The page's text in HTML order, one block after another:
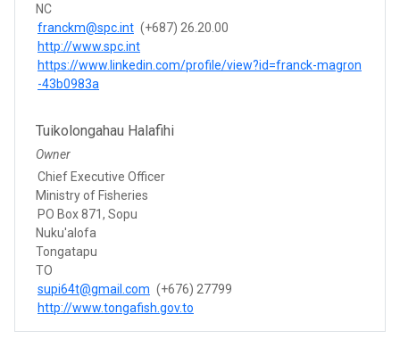
NC
franckm@spc.int (+687) 26.20.00
http://www.spc.int
https://www.linkedin.com/profile/view?id=franck-magron
-43b0983a
Tuikolongahau Halafihi
Owner
Chief Executive Officer
Ministry of Fisheries
PO Box 871, Sopu
Nuku'alofa
Tongatapu
TO
supi64t@gmail.com (+676) 27799
http://www.tongafish.gov.to